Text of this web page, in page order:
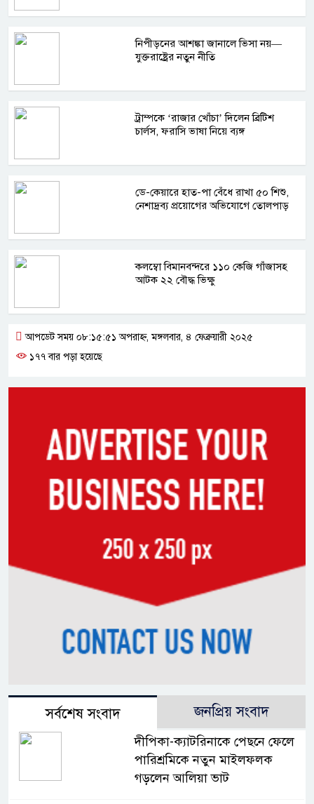
নিপীড়নের আশঙ্কা জানালে ভিসা নয়—
যুক্তরাষ্ট্রের নতুন নীতি
ট্রাম্পকে ‘রাজার খোঁচা’ দিলেন ব্রিটিশ
চার্লস, ফরাসি ভাষা নিয়ে ব্যঙ্গ
ডে-কেয়ারে হাত-পা বেঁধে রাখা ৫০ শিশু,
নেশাদ্রব্য প্রয়োগের অভিযোগে তোলপাড়
কলম্বো বিমানবন্দরে ১১০ কেজি গাঁজাসহ
আটক ২২ বৌদ্ধ ভিক্ষু
আপডেট সময় ০৮:১৫:৫১ অপরাহ্ন, মঙ্গলবার, ৪ ফেব্রুয়ারী ২০২৫
১৭৭ বার পড়া হয়েছে
সর্বশেষ সংবাদ জনপ্রিয় সংবাদ
দীপিকা-ক্যাটরিনাকে পেছনে ফেলে
পারিশ্রমিকে নতুন মাইলফলক
গড়লেন আলিয়া ভাট